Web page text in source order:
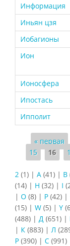
Информация
Иньян цзя
Иобагионы
Ион
Ионосфера
Ипостась
Ипполит
Страницы
« первая
15
16
2 (1) | A (41) | B
(14) | H (32) | I
| O (8) | P (42) |
(15) | W (5) | Y
(488) | Д (651) |
| К (883) | Л
Р (390) | С (991)